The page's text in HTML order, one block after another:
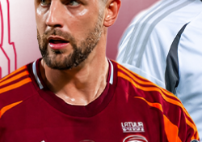
Davids Pivovarovs
Dzimšanas datums: 01.10.2008.
Artjoms
Dzimšanas datums: 06.02.2008.